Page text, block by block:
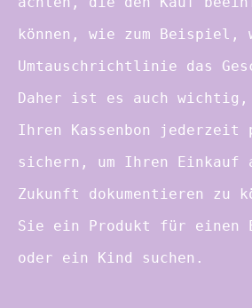
können, wie zum Beispiel,
Umtauschrichtlinie das
Daher ist es auch
Ihren Kassenbon jederzeit
sichern, um Ihren Einkauf
Zukunft dokumentieren zu
Sie ein Produkt für einen
oder ein Kind suchen.